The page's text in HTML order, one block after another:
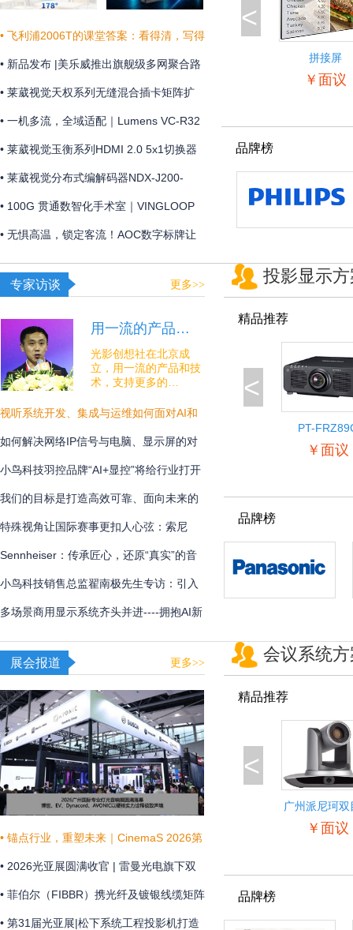
• 飞利浦2006T的课堂答案：看得清，写得
真，听得明
• 新品发布 |美乐威推出旗舰级多网聚合路
由器Pro Router Max，为关键业务提供更
稳定可靠的网络连接
• 莱葳视觉天权系列无缝混合插卡矩阵扩
展和维护方便
• 一机多流，全域适配｜Lumens VC-R32
摄像机全新上市
• 莱葳视觉玉衡系列HDMI 2.0 5x1切换器
支持4K@60Hz 4:4:4分辨率及18Gbps视
频带宽
• 莱葳视觉分布式编解码器NDX-J200-
ENC助您实现画质同步
• 100G 贯通数智化手术室｜VINGLOOP
构建 OR over IP 网络底座
• 无惧高温，锁定客流！AOC数字标牌让
夏日线下经济突破“屏”障！
<
拼接屏
￥面议
品牌榜
专家访谈 更多>>
用一流的产品…
光影创想社在北京成
立，用一流的产品和技
术，支持更多的…
视听系统开发、集成与运维如何面对AI和
安全的挑战？
如何解决网络IP信号与电脑、显示屏的对
接难题？
小鸟科技羽控品牌“AI+显控”将给行业打开
怎样的新未来？
我们的目标是打造高效可靠、面向未来的
专业通讯解决方案
特殊视角让国际赛事更扣人心弦：索尼
BRC-AM7在宁波射击世界杯中的系统化应
用
Sennheiser：传承匠心，还原“真实”的音
频体验
小鸟科技销售总监翟南极先生专访：引入
AI，在新赛道甩开竞争对手
多场景商用显示系统齐头并进----拥抱AI新
时代，不断提升商显技术和显示效果
投影显示
精品推荐
<
PT-
￥面议
品牌榜
展会报道 更多>>
• 锚点行业，重塑未来｜CinemaS 2026第
十三届上海国际电影论坛暨展览会共振启
幕
• 2026光亚展圆满收官 | 雷曼光电旗下双
企联袂演绎“光+未来”
• 菲伯尔（FIBBR）携光纤及镀银线缆矩阵
亮相 HAVE 2026 西安国际高级视听展
• 第31届光亚展|松下系统工程投影机打造
会议系统
精品推荐
<
广州派尼珂双
像机
￥面议
品牌榜